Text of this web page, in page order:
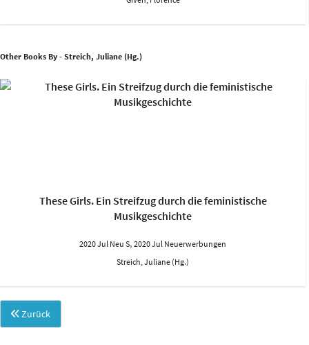
Other Books By - Streich, Juliane (Hg.)
These Girls. Ein Streifzug durch die feministische
Musikgeschichte
2020 Jul Neu S, 2020 Jul Neuerwerbungen
Streich, Juliane (Hg.)
Zurück